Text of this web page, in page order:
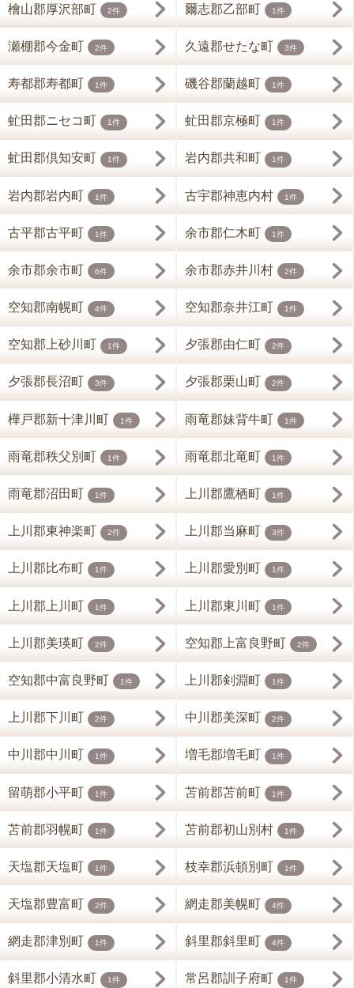
檜山郡厚沢部町 2件 爾志郡乙部町 1件
瀬棚郡今金町 2件 久遠郡せたな町 3件
寿都郡寿都町 1件 磯谷郡蘭越町 1件
虻田郡ニセコ町 1件 虻田郡京極町 1件
虻田郡倶知安町 1件 岩内郡共和町 1件
岩内郡岩内町 1件 古宇郡神恵内村 1件
古平郡古平町 1件 余市郡仁木町 1件
余市郡余市町 6件 余市郡赤井川村 2件
空知郡南幌町 4件 空知郡奈井江町 1件
空知郡上砂川町 1件 夕張郡由仁町 2件
夕張郡長沼町 3件 夕張郡栗山町 2件
樺戸郡新十津川町 1件 雨竜郡妹背牛町 1件
雨竜郡秩父別町 1件 雨竜郡北竜町 1件
雨竜郡沼田町 1件 上川郡鷹栖町 1件
上川郡東神楽町 2件 上川郡当麻町 3件
上川郡比布町 1件 上川郡愛別町 1件
上川郡上川町 1件 上川郡東川町 1件
上川郡美瑛町 2件 空知郡上富良野町 2件
空知郡中富良野町 1件 上川郡剣淵町 1件
上川郡下川町 2件 中川郡美深町 2件
中川郡中川町 1件 増毛郡増毛町 1件
留萌郡小平町 1件 苫前郡苫前町 1件
苫前郡羽幌町 1件 苫前郡初山別村 1件
天塩郡天塩町 1件 枝幸郡浜頓別町 1件
天塩郡豊富町 2件 網走郡美幌町 4件
網走郡津別町 1件 斜里郡斜里町 4件
斜里郡小清水町 1件 常呂郡訓子府町 1件